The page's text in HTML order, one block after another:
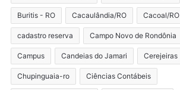
Buritis - RO Cacaulândia/RO Cacoal/RO
cadastro reserva Campo Novo de Rondônia
Campus Candeias do Jamari Cerejeiras
Chupinguaia-ro Ciências Contábeis